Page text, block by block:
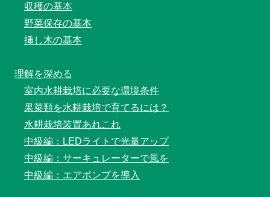
収穫の基本
野菜保存の基本
挿し木の基本
理解を深める
室内水耕栽培に必要な環境条件
果菜類を水耕栽培で育てるには？
水耕栽培装置あれこれ
中級編：LEDライトで光量アップ
中級編：サーキュレーターで風を
中級編：エアポンプを導入